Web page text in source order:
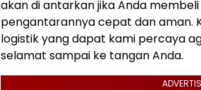
akan di antarkan jika Anda
pengantarannya cepat dan aman.
logistik yang dapat kami percaya
selamat sampai ke tangan Anda.